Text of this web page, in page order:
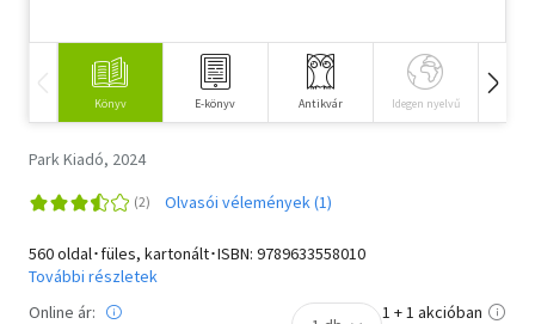
Vallás
Könyv E-könyv Antikvár Idegen nyelvű
Park Kiadó, 2024
Olvasói vélemények (1)
560 oldal･füles, kartonált･ISBN: 9789633558010
További részletek
Online ár:
1 + 1 akcióban